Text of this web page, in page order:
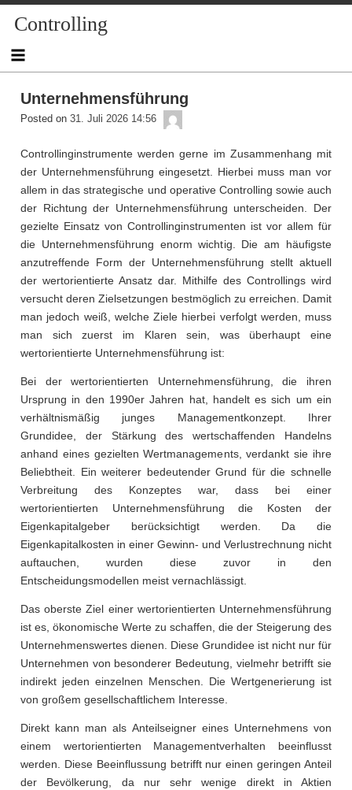
Controlling
Unternehmensführung
Posted on 31. Juli 2026 14:56
Controllinginstrumente werden gerne im Zusammenhang mit
der Unternehmensführung eingesetzt. Hierbei muss man vor
allem in das strategische und operative Controlling sowie auch
der Richtung der Unternehmensführung unterscheiden. Der
gezielte Einsatz von Controllinginstrumenten ist vor allem für
die Unternehmensführung enorm wichtig. Die am häufigste
anzutreffende Form der Unternehmensführung stellt aktuell
der wertorientierte Ansatz dar. Mithilfe des Controllings wird
versucht deren Zielsetzungen bestmöglich zu erreichen. Damit
man jedoch weiß, welche Ziele hierbei verfolgt werden, muss
man sich zuerst im Klaren sein, was überhaupt eine
wertorientierte Unternehmensführung ist:
Bei der wertorientierten Unternehmensführung, die ihren
Ursprung in den 1990er Jahren hat, handelt es sich um ein
verhältnismäßig junges Managementkonzept. Ihrer
Grundidee, der Stärkung des wertschaffenden Handelns
anhand eines gezielten Wertmanagements, verdankt sie ihre
Beliebtheit. Ein weiterer bedeutender Grund für die schnelle
Verbreitung des Konzeptes war, dass bei einer
wertorientierten Unternehmensführung die Kosten der
Eigenkapitalgeber berücksichtigt werden. Da die
Eigenkapitalkosten in einer Gewinn- und Verlustrechnung nicht
auftauchen, wurden diese zuvor in den
Entscheidungsmodellen meist vernachlässigt.
Das oberste Ziel einer wertorientierten Unternehmensführung
ist es, ökonomische Werte zu schaffen, die der Steigerung des
Unternehmenswertes dienen. Diese Grundidee ist nicht nur für
Unternehmen von besonderer Bedeutung, vielmehr betrifft sie
indirekt jeden einzelnen Menschen. Die Wertgenerierung ist
von großem gesellschaftlichem Interesse.
Direkt kann man als Anteilseigner eines Unternehmens von
einem wertorientierten Managementverhalten beeinflusst
werden. Diese Beeinflussung betrifft nur einen geringen Anteil
der Bevölkerung, da nur sehr wenige direkt in Aktien